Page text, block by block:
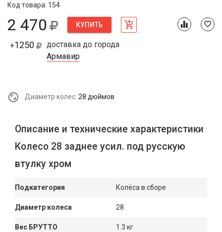
Код товара: 154
2 470 КУПИТЬ
+1250
доставка до города
Армавир
Диаметр колес: 28 дюймов
Описание и технические характеристики
Колесо 28 заднее усил. под русскую
втулку хром
Подкатегория Колёса в сборе
Диаметр колеса 28
Вес БРУТТО 1.3 кг